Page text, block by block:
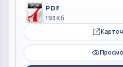
PDF
193 Кб